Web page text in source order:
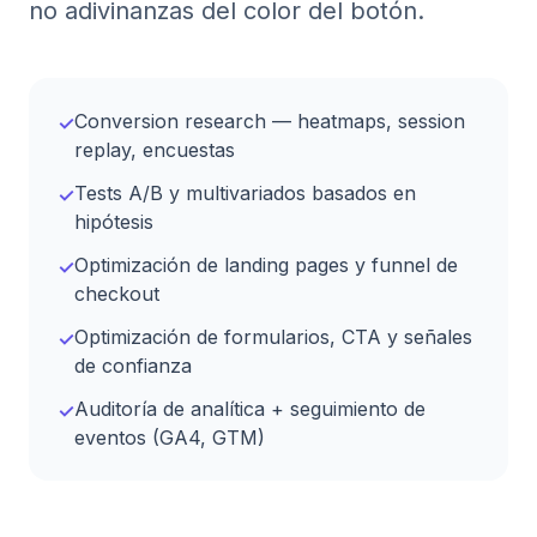
no adivinanzas del color del botón.
✓Conversion research — heatmaps, session
replay, encuestas
✓Tests A/B y multivariados basados en
hipótesis
✓Optimización de landing pages y funnel de
checkout
✓Optimización de formularios, CTA y señales
de confianza
✓Auditoría de analítica + seguimiento de
eventos (GA4, GTM)